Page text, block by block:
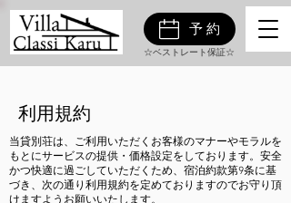
予約
☆ベストレート保証☆
利用規約
当貸別荘は、ご利用いただくお客様のマナーやモラルを
もとにサービスの提供・価格設定をしております。安全
かつ快適に過ごしていただくため、宿泊約款第9条に基
づき、次の通り利用規約を定めておりますのでお守り頂
けますようお願いいたします。